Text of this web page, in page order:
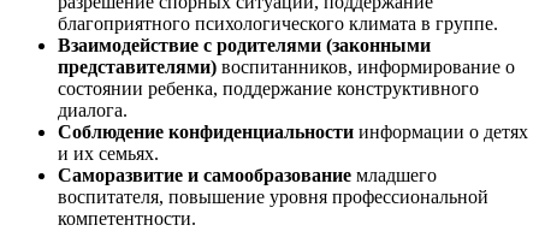
благоприятного психологического климата в группе.
Взаимодействие с родителями (законными
представителями) воспитанников, информирование о
состоянии ребенка, поддержание конструктивного
диалога.
Соблюдение конфиденциальности информации о детях
и их семьях.
Саморазвитие и самообразование младшего
воспитателя, повышение уровня профессиональной
компетентности.